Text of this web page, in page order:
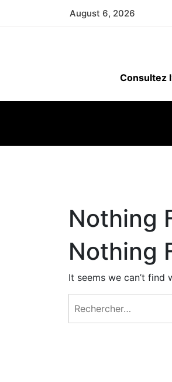
August 6, 2026
Consultez
Nothing
Nothing
It seems we can’t find